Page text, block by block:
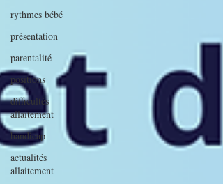
rythmes bébé
présentation
parentalité
positions
difficultés
allaitement
handicap
actualités
allaitement